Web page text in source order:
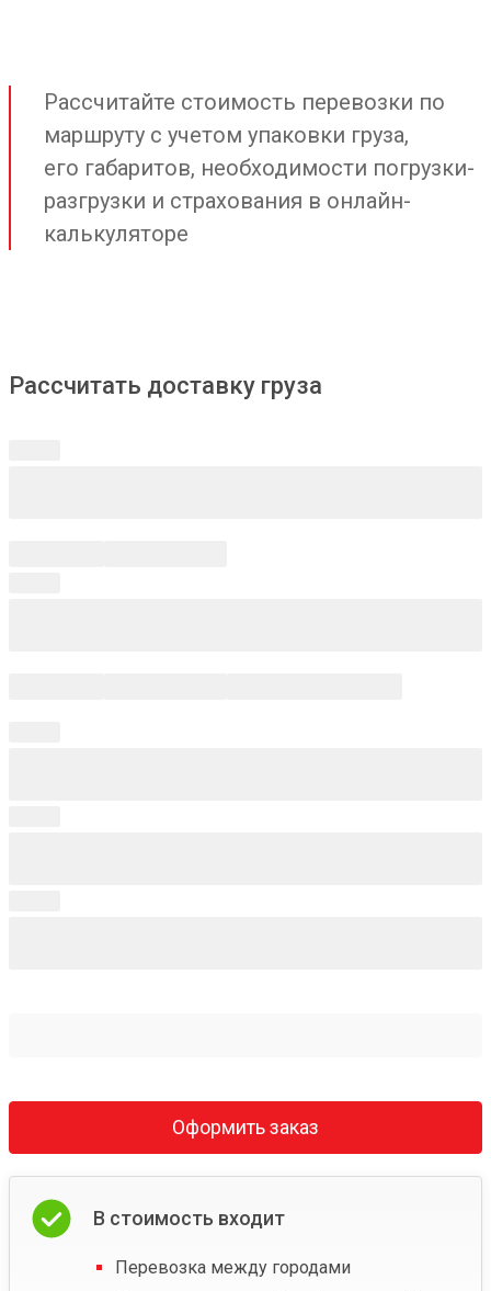
Рассчитайте стоимость перевозки по
маршруту с учетом упаковки груза,
его габаритов, необходимости погрузки-
разгрузки и страхования в онлайн-
калькуляторе
Рассчитать доставку груза
Оформить заказ
В стоимость входит
Перевозка между городами